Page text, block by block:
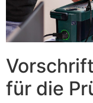
für die